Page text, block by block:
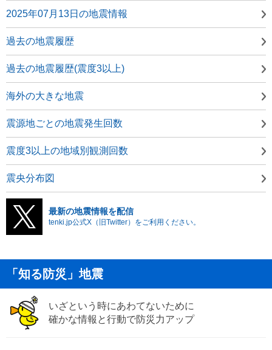
2025年07月13日の地震情報
過去の地震履歴
過去の地震履歴(震度3以上)
海外の大きな地震
震源地ごとの地震発生回数
震度3以上の地域別観測回数
震央分布図
最新の地震情報を配信
tenki.jp公式X（旧Twitter）をご利用ください。
「知る防災」地震
いざという時にあわてないために
確かな情報と行動で防災力アップ